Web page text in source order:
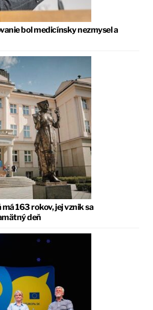
bol medicínsky nezmysel a
163 rokov, jej vznik sa
deň